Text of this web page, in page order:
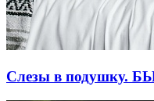
Слезы в подушку.